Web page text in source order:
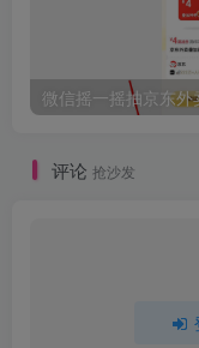
微信摇一摇抽京东外
评论 抢沙发